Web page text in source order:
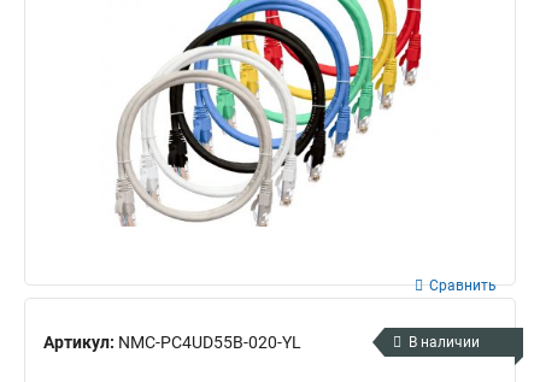
Артикул: NMC-PC4UD55B-020-YL
Сравнить
В наличии